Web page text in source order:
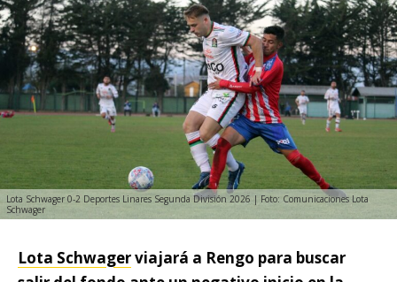
Lota Schwager 0-2 Deportes Linares Segunda División 2026 | Foto: Comunicaciones Lota
Schwager
Lota Schwagerviajará a Rengo para buscar